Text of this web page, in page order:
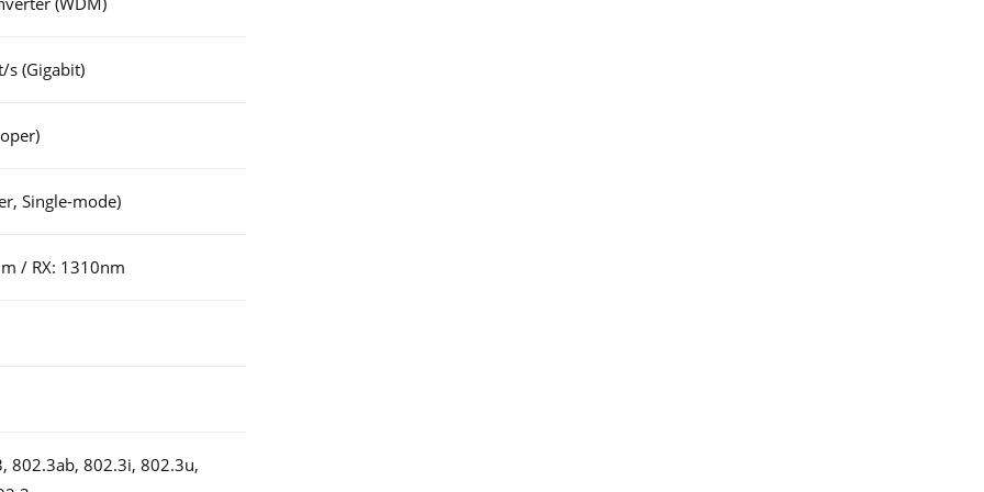
(Gigabit)
Single-mode)
/ RX: 1310nm
802.3ab, 802.3i, 802.3u,